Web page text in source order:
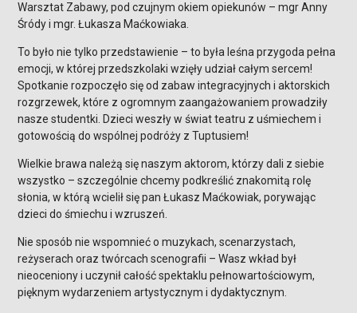
Warsztat Zabawy, pod czujnym okiem opiekunów – mgr Anny
Śródy i mgr. Łukasza Maćkowiaka.
To było nie tylko przedstawienie – to była leśna przygoda pełna
emocji, w której przedszkolaki wzięły udział całym sercem!
Spotkanie rozpoczęło się od zabaw integracyjnych i aktorskich
rozgrzewek, które z ogromnym zaangażowaniem prowadziły
nasze studentki. Dzieci weszły w świat teatru z uśmiechem i
gotowością do wspólnej podróży z Tuptusiem!
Wielkie brawa należą się naszym aktorom, którzy dali z siebie
wszystko – szczególnie chcemy podkreślić znakomitą rolę
słonia, w którą wcielił się pan Łukasz Maćkowiak, porywając
dzieci do śmiechu i wzruszeń.
Nie sposób nie wspomnieć o muzykach, scenarzystach,
reżyserach oraz twórcach scenografii – Wasz wkład był
nieoceniony i uczynił całość spektaklu pełnowartościowym,
pięknym wydarzeniem artystycznym i dydaktycznym.